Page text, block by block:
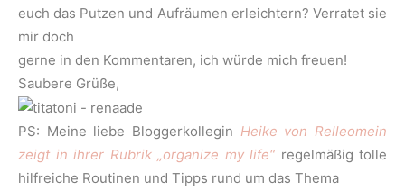
euch das Putzen und Aufräumen erleichtern? Verratet sie
mir doch
gerne in den Kommentaren, ich würde mich freuen!
Saubere Grüße,
PS: Meine liebe Bloggerkollegin Heike von Relleomein
zeigt in ihrer Rubrik „organize my life“ regelmäßig tolle
hilfreiche Routinen und Tipps rund um das Thema